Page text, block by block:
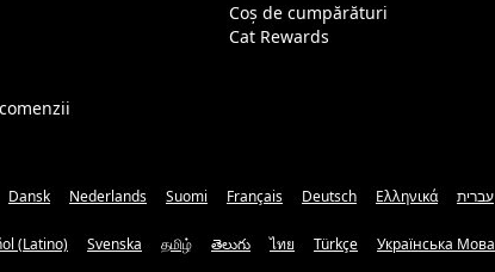
Coș de cumpărături
Cat Rewards
Dansk Nederlands Suomi Français Deutsch Ελληνικά עברית
(Latino) Svenska தமிழ் తెలుగు ไทย Türkçe Українська Мова